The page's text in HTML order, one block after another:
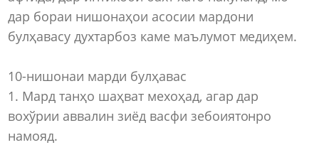
дар бораи нишонаҳои асосии мардони
булҳавасу духтарбоз каме маълумот медиҳем.
10-нишонаи марди булҳавас
1. Мард танҳо шаҳват мехоҳад, агар дар
вохўрии аввалин зиёд васфи зебоиятонро
намояд.